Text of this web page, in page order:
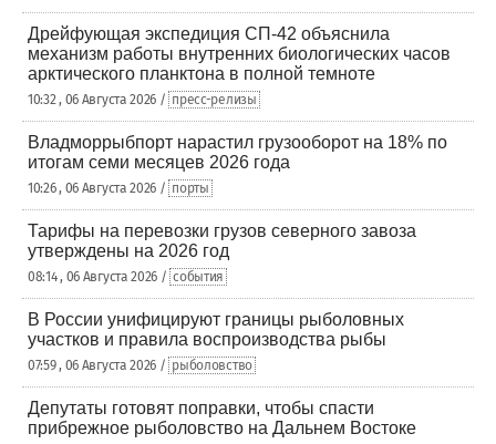
Дрейфующая экспедиция СП-42 объяснила
механизм работы внутренних биологических часов
арктического планктона в полной темноте
10:32 , 06 Августа 2026 / пресс-релизы
Владморрыбпорт нарастил грузооборот на 18% по
итогам семи месяцев 2026 года
10:26 , 06 Августа 2026 / порты
Тарифы на перевозки грузов северного завоза
утверждены на 2026 год
08:14 , 06 Августа 2026 / события
В России унифицируют границы рыболовных
участков и правила воспроизводства рыбы
07:59 , 06 Августа 2026 / рыболовство
Депутаты готовят поправки, чтобы спасти
прибрежное рыболовство на Дальнем Востоке